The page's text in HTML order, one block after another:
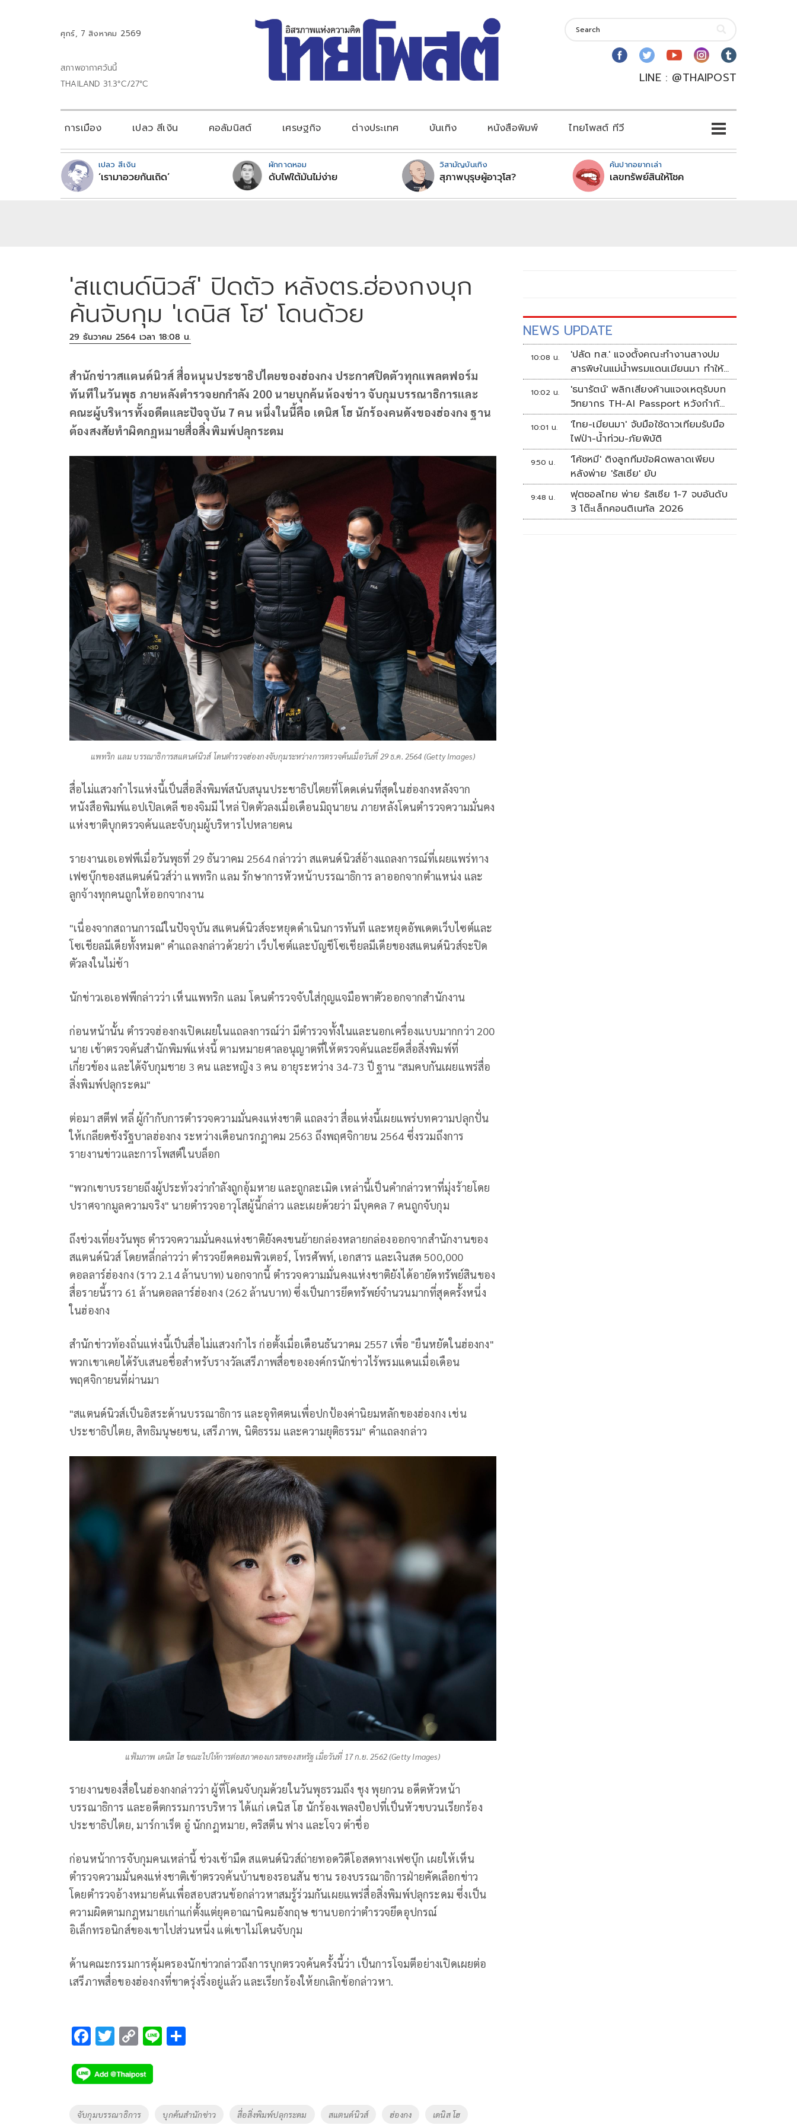
ศุกร์, 7 สิงหาคม 2569
สภาพอากาศวันนี้
THAILAND 31.3°C/27°C
LINE : @THAIPOST
การเมือง เปลว สีเงิน คอลัมนิสต์ เศรษฐกิจ ต่างประเทศ บันเทิง หนังสือพิมพ์ ไทยโพสต์ ทีวี
เปลว สีเงิน
‘เรามาอวยกันเถิด’
ผักกาดหอม
ดับไฟใต้มันไม่ง่าย
วิสามัญบันเทิง
สุภาพบุรุษผู้อาวุโส?
คันปากอยากเล่า
เลขทรัพย์สินให้โชค
'สแตนด์นิวส์' ปิดตัว หลังตร.ฮ่องกงบุก
ค้นจับกุม 'เดนิส โฮ' โดนด้วย
29 ธันวาคม 2564 เวลา 18:08 น.
สำนักข่าวสแตนด์นิวส์ สื่อหนุนประชาธิปไตยของฮ่องกง ประกาศปิดตัวทุกแพลตฟอร์ม
ทันทีในวันพุธ ภายหลังตำรวจยกกำลัง 200 นายบุกค้นห้องข่าว จับกุมบรรณาธิการและ
คณะผู้บริหารทั้งอดีตและปัจจุบัน 7 คน หนึ่งในนี้คือ เดนิส โฮ นักร้องคนดังของฮ่องกง ฐาน
ต้องสงสัยทำผิดกฎหมายสื่อสิ่งพิมพ์ปลุกระดม
แพทริก แลม บรรณาธิการสแตนด์นิวส์ โดนตำรวจฮ่องกงจับกุมระหว่างการตรวจค้นเมื่อวันที่ 29 ธ.ค. 2564 (Getty Images)
สื่อไม่แสวงกำไรแห่งนี้เป็นสื่อสิ่งพิมพ์สนับสนุนประชาธิปไตยที่โดดเด่นที่สุดในฮ่องกงหลังจาก
หนังสือพิมพ์แอปเปิลเดลี ของจิมมี ไหล่ ปิดตัวลงเมื่อเดือนมิถุนายน ภายหลังโดนตำรวจความมั่นคง
แห่งชาติบุกตรวจค้นและจับกุมผู้บริหารไปหลายคน
รายงานเอเอฟพีเมื่อวันพุธที่ 29 ธันวาคม 2564 กล่าวว่า สแตนด์นิวส์อ้างแถลงการณ์ที่เผยแพร่ทาง
เฟซบุ๊กของสแตนด์นิวส์ว่า แพทริก แลม รักษาการหัวหน้าบรรณาธิการ ลาออกจากตำแหน่ง และ
ลูกจ้างทุกคนถูกให้ออกจากงาน
"เนื่องจากสถานการณ์ในปัจจุบัน สแตนด์นิวส์จะหยุดดำเนินการทันที และหยุดอัพเดตเว็บไซต์และ
โซเชียลมีเดียทั้งหมด" คำแถลงกล่าวด้วยว่า เว็บไซต์และบัญชีโซเชียลมีเดียของสแตนด์นิวส์จะปิด
ตัวลงในไม่ช้า
นักข่าวเอเอฟพีกล่าวว่า เห็นแพทริก แลม โดนตำรวจจับใส่กุญแจมือพาตัวออกจากสำนักงาน
ก่อนหน้านั้น ตำรวจฮ่องกงเปิดเผยในแถลงการณ์ว่า มีตำรวจทั้งในและนอกเครื่องแบบมากกว่า 200
นาย เข้าตรวจค้นสำนักพิมพ์แห่งนี้ ตามหมายศาลอนุญาตที่ให้ตรวจค้นและยึดสื่อสิ่งพิมพ์ที่
เกี่ยวข้อง และได้จับกุมชาย 3 คน และหญิง 3 คน อายุระหว่าง 34-73 ปี ฐาน "สมคบกันเผยแพร่สื่อ
สิ่งพิมพ์ปลุกระดม"
ต่อมา สตีฟ หลี่ ผู้กำกับการตำรวจความมั่นคงแห่งชาติ แถลงว่า สื่อแห่งนี้เผยแพร่บทความปลุกปั่น
ให้เกลียดชังรัฐบาลฮ่องกง ระหว่างเดือนกรกฎาคม 2563 ถึงพฤศจิกายน 2564 ซึ่งรวมถึงการ
รายงานข่าวและการโพสต์ในบล็อก
"พวกเขาบรรยายถึงผู้ประท้วงว่ากำลังถูกอุ้มหาย และถูกละเมิด เหล่านี้เป็นคำกล่าวหาที่มุ่งร้ายโดย
ปราศจากมูลความจริง" นายตำรวจอาวุโสผู้นี้กล่าว และเผยด้วยว่า มีบุคคล 7 คนถูกจับกุม
ถึงช่วงเที่ยงวันพุธ ตำรวจความมั่นคงแห่งชาติยังคงขนย้ายกล่องหลายกล่องออกจากสำนักงานของ
สแตนด์นิวส์ โดยหลี่กล่าวว่า ตำรวจยึดคอมพิวเตอร์, โทรศัพท์, เอกสาร และเงินสด 500,000
ดอลลาร์ฮ่องกง (ราว 2.14 ล้านบาท) นอกจากนี้ ตำรวจความมั่นคงแห่งชาติยังได้อายัดทรัพย์สินของ
สื่อรายนี้ราว 61 ล้านดอลลาร์ฮ่องกง (262 ล้านบาท) ซึ่งเป็นการยึดทรัพย์จำนวนมากที่สุดครั้งหนึ่ง
ในฮ่องกง
สำนักข่าวท้องถิ่นแห่งนี้เป็นสื่อไม่แสวงกำไร ก่อตั้งเมื่อเดือนธันวาคม 2557 เพื่อ "ยืนหยัดในฮ่องกง"
พวกเขาเคยได้รับเสนอชื่อสำหรับรางวัลเสรีภาพสื่อขององค์กรนักข่าวไร้พรมแดนเมื่อเดือน
พฤศจิกายนที่ผ่านมา
"สแตนด์นิวส์เป็นอิสระด้านบรรณาธิการ และอุทิศตนเพื่อปกป้องค่านิยมหลักของฮ่องกง เช่น
ประชาธิปไตย, สิทธิมนุษยชน, เสรีภาพ, นิติธรรม และความยุติธรรม" คำแถลงกล่าว
แฟ้มภาพ เดนิส โฮ ขณะไปให้การต่อสภาคองเกรสของสหรัฐ เมื่อวันที่ 17 ก.ย. 2562 (Getty Images)
รายงานของสื่อในฮ่องกงกล่าวว่า ผู้ที่โดนจับกุมด้วยในวันพุธรวมถึง ชุง พุยกวน อดีตหัวหน้า
บรรณาธิการ และอดีตกรรมการบริหาร ได้แก่ เดนิส โฮ นักร้องเพลงป๊อปที่เป็นหัวขบวนเรียกร้อง
ประชาธิปไตย, มาร์กาเร็ต อู๋ นักกฎหมาย, คริสตีน ฟาง และโจว ต๋าชื่อ
ก่อนหน้าการจับกุมคนเหล่านี้ ช่วงเช้ามืด สแตนด์นิวส์ถ่ายทอดวิดีโอสดทางเฟซบุ๊ก เผยให้เห็น
ตำรวจความมั่นคงแห่งชาติเข้าตรวจค้นบ้านของรอนสัน ชาน รองบรรณาธิการฝ่ายคัดเลือกข่าว
โดยตำรวจอ้างหมายค้นเพื่อสอบสวนข้อกล่าวหาสมรู้ร่วมกันเผยแพร่สื่อสิ่งพิมพ์ปลุกระดม ซึ่งเป็น
ความผิดตามกฎหมายเก่าแก่ตั้งแต่ยุคอาณานิคมอังกฤษ ชานบอกว่าตำรวจยึดอุปกรณ์
อิเล็กทรอนิกส์ของเขาไปส่วนหนึ่ง แต่เขาไม่โดนจับกุม
ด้านคณะกรรมการคุ้มครองนักข่าวกล่าวถึงการบุกตรวจค้นครั้งนี้ว่า เป็นการโจมตีอย่างเปิดเผยต่อ
เสรีภาพสื่อของฮ่องกงที่ขาดรุ่งริ่งอยู่แล้ว และเรียกร้องให้ยกเลิกข้อกล่าวหา.
F
e
b
o
T
tt
er
C
p
y
Li
Li
Tags
จับกุมบรรณาธิการ บุกค้นสำนักข่าว สื่อสิ่งพิมพ์ปลุกระดม สแตนด์นิวส์ ฮ่องกง เดนิส โฮ
NEWS UPDATE
10:08 น.
'ปลัด ทส.' แจงตั้งคณะทำงานสางปม
สารพิษในแม่น้ำพรมแดนเมียนมา ทำให้
แก้ปัญหารวดเร็ว
10:02 น.
'ธนารัตน์' พลิกเสียงค้านแจงเหตุรับบท
วิทยากร TH-AI Passport หวังกำกับ
ใช้งบเหมาะสม ชูจุดเด่นคนไทยได้ใช้ AI
ระดับโปร ลดเหลื่อมล้ำทางเทคโนโลยี
เซฟงบไปกว่า900ล้าน เชื่อหากใช้เต็มที่
เอกชนขาดทุนย่อยยับ
10:01 น.
'ไทย-เมียนมา' จับมือใช้ดาวเทียมรับมือ
ไฟป่า-น้ำท่วม-ภัยพิบัติ
9:50 น.
'โค้ชหมี' ติงลูกทีมข้อผิดพลาดเพียบ
หลังพ่าย 'รัสเซีย' ยับ
9:48 น.
ฟุตซอลไทย พ่าย รัสเซีย 1-7 จบอันดับ
3 โต๊ะเล็กคอนติเนทัล 2026